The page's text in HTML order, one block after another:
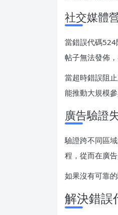
社交媒體
當錯誤代碼524
帖子無法發佈
當超時錯誤阻
能推動大規模
廣告驗證
驗證跨不同區
程，從而在廣
如果沒有可靠
解決錯誤